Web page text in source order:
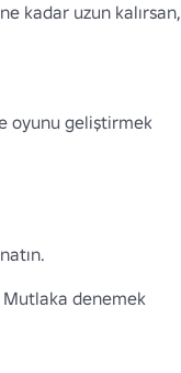
kadar uzun kalırsan,
oyunu geliştirmek
Mutlaka denemek